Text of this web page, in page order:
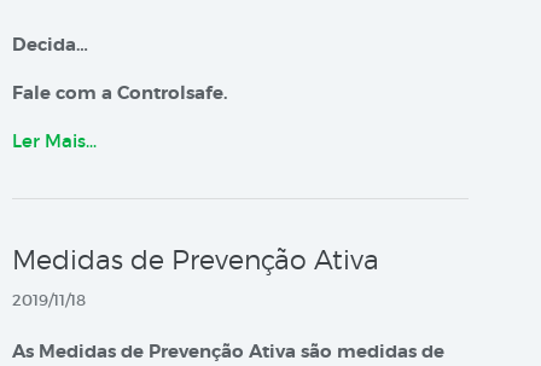
Decida…
Fale com a Controlsafe.
Ler Mais…
Medidas de Prevenção Ativa
2019/11/18
As Medidas de Prevenção Ativa são medidas de